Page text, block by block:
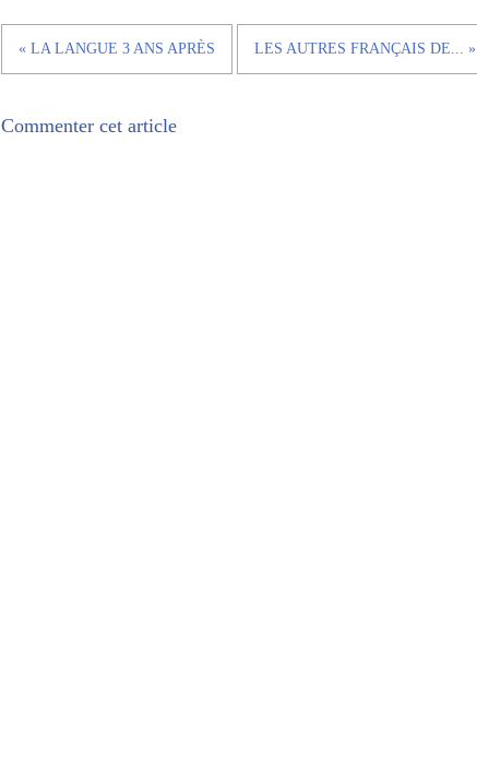
« LA LANGUE 3 ANS APRÈS LES AUTRES FRANÇAIS DE... »
Commenter cet article